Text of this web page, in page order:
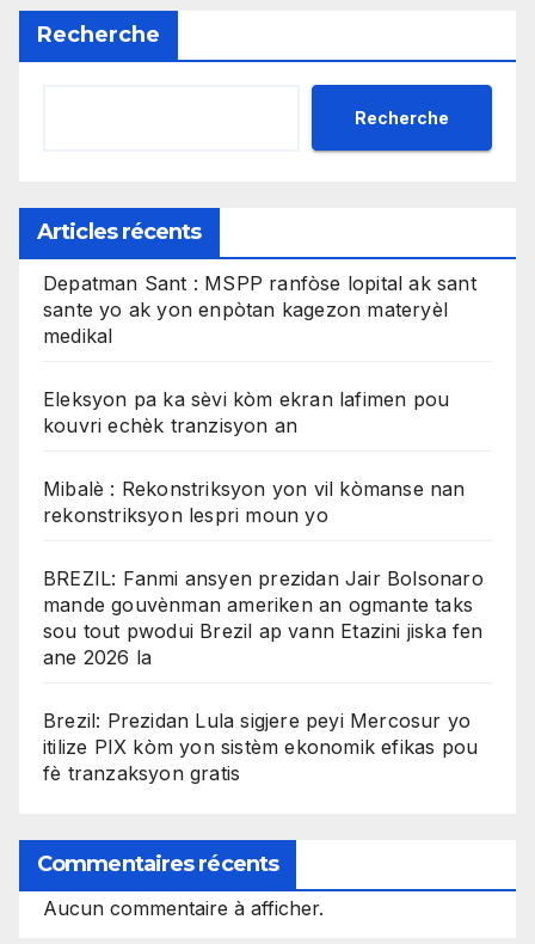
Recherche
Recherche
Articles récents
Depatman Sant : MSPP ranfòse lopital ak sant
sante yo ak yon enpòtan kagezon materyèl
medikal
Eleksyon pa ka sèvi kòm ekran lafimen pou
kouvri echèk tranzisyon an
Mibalè : Rekonstriksyon yon vil kòmanse nan
rekonstriksyon lespri moun yo
BREZIL: Fanmi ansyen prezidan Jair Bolsonaro
mande gouvènman ameriken an ogmante taks
sou tout pwodui Brezil ap vann Etazini jiska fen
ane 2026 la
Brezil: Prezidan Lula sigjere peyi Mercosur yo
itilize PIX kòm yon sistèm ekonomik efikas pou
fè tranzaksyon gratis
Commentaires récents
Aucun commentaire à afficher.